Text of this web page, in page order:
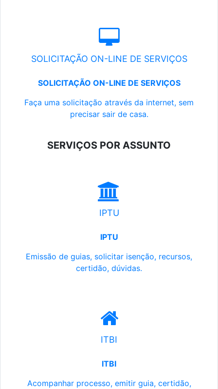
SOLICITAÇÃO ON-LINE DE SERVIÇOS
SOLICITAÇÃO ON-LINE DE SERVIÇOS
Faça uma solicitação através da internet, sem
precisar sair de casa.
SERVIÇOS POR ASSUNTO
IPTU
IPTU
Emissão de guias, solicitar isenção, recursos,
certidão, dúvidas.
ITBI
ITBI
Acompanhar processo, emitir guia, certidão,